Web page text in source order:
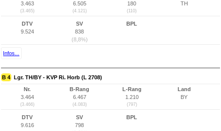
3.463
(3.465)
6.505
(4.121)
180
(110)
TH
DTV
9.524
SV
838
(8,8%)
BPL
Infos...
B 4 Lgr. TH/BY - KVP Ri. Horb (L 2708)
Nr.
3.464
(3.466)
B-Rang
6.467
(4.083)
L-Rang
1.210
(797)
Land
BY
DTV
9.616
SV
798
BPL